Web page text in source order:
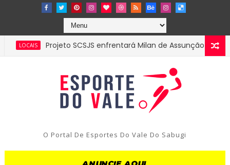
Projeto SCSJS enfrentará Milan de Assunção pela
O Portal De Esportes Do Vale Do Sabugi